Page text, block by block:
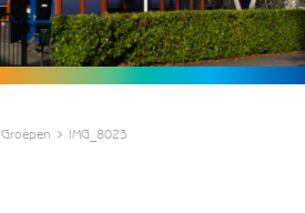
Groepen IMG_8023